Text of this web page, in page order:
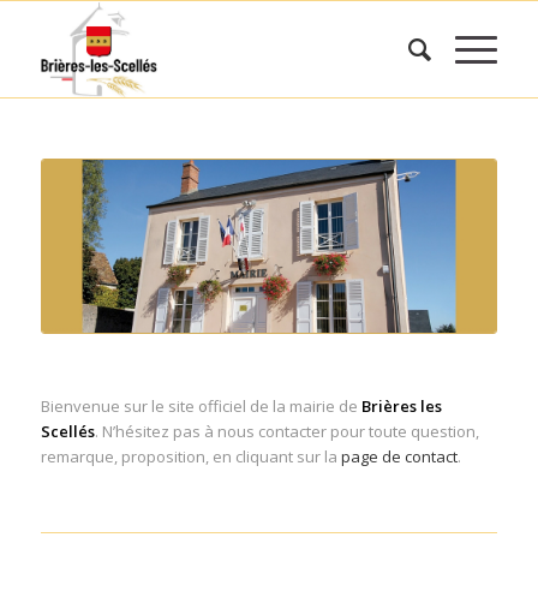
Bienvenue sur le site officiel de la mairie de Brières les
Scellés. N’hésitez pas à nous contacter pour toute question,
remarque, proposition, en cliquant sur la page de contact.